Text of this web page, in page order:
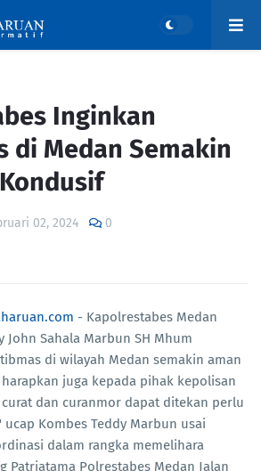
Inginkan
di Medan Semakin
02, 2024 0
- Kapolrestabes Medan
John Sahala Marbun SH Mhum
di wilayah Medan semakin aman
juga kepada pihak kepolisan
dan curanmor dapat ditekan perlu
Kombes Teddy Marbun usai
dalam rangka memelihara
Patriatama Polrestabes Medan Jalan